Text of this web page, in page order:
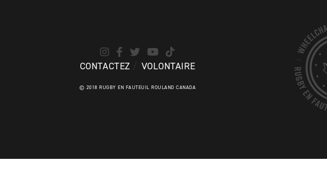
CONTACTEZ VOLONTAIRE
© 2018 RUGBY EN FAUTEUIL ROULAND CANADA